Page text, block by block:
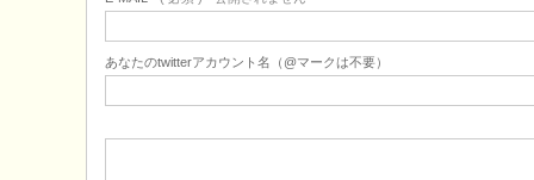
あなたのtwitterアカウント名（@マークは不要）